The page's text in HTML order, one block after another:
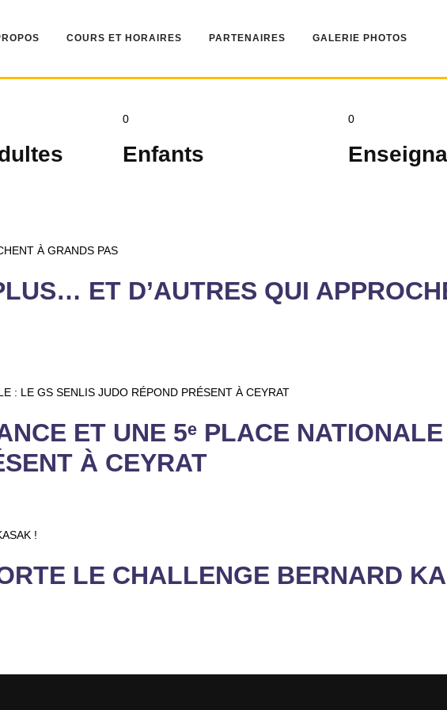
COURS ET HORAIRES PARTENAIRES GALERIE PHOTOS
0
Enfants
0
ET D’AUTRES QUI
ET UNE 5ᵉ PLACE
À CEYRAT
LE CHALLENGE BERNARD